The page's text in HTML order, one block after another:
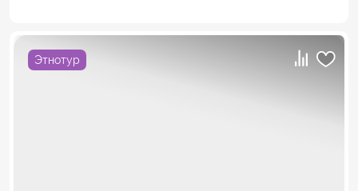
Этнотур